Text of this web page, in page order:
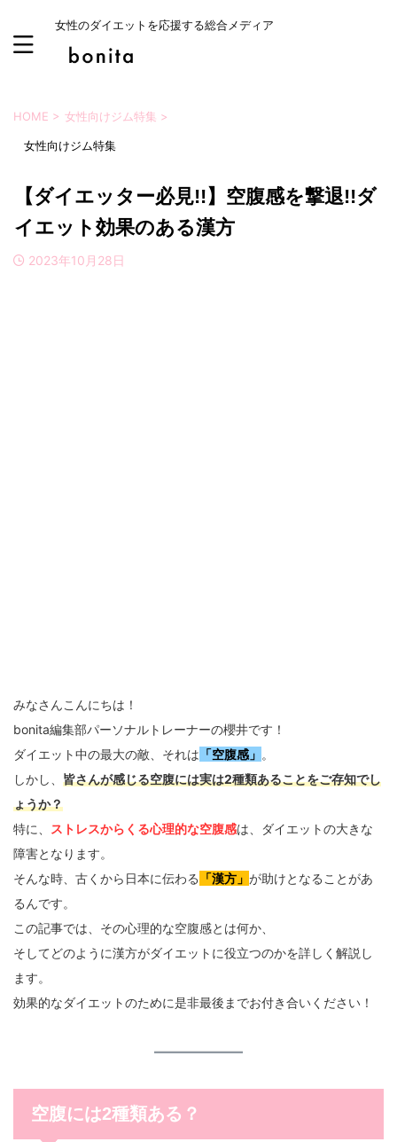
女性のダイエットを応援する総合メディア
HOME > 女性向けジム特集 >
女性向けジム特集
【ダイエッター必見!!】空腹感を撃退!!ダ
イエット効果のある漢方
2023年10月28日
みなさんこんにちは！
bonita編集部パーソナルトレーナーの櫻井です！
ダイエット中の最大の敵、それは 「空腹感」 。
しかし、 皆さんが感じる空腹には実は2種類あることをご存知でし
ょうか？
特に、
ストレスからくる心理的な空腹感は、ダイエットの大きな
障害となります。
そんな時、古くから日本に伝わる 「漢方」 が助けとなることがあ
るんです。
この記事では、その心理的な空腹感とは何か、
そしてどのように漢方がダイエットに役立つのかを詳しく解説し
ます。
効果的なダイエットのために是非最後までお付き合いください！
空腹には2種類ある？